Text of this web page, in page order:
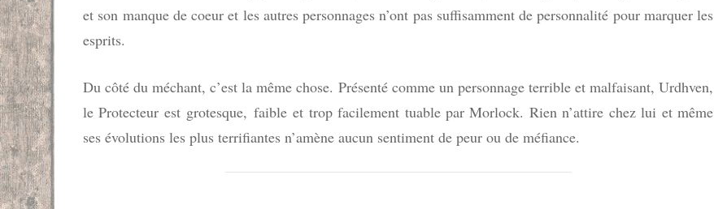
et son manque de coeur et les autres personnages n’ont pas suffisamment de personnalité pour marquer les
esprits.
Du côté du méchant, c’est la même chose. Présenté comme un personnage terrible et malfaisant, Urdhven,
le Protecteur est grotesque, faible et trop facilement tuable par Morlock. Rien n’attire chez lui et même
ses évolutions les plus terrifiantes n’amène aucun sentiment de peur ou de méfiance.